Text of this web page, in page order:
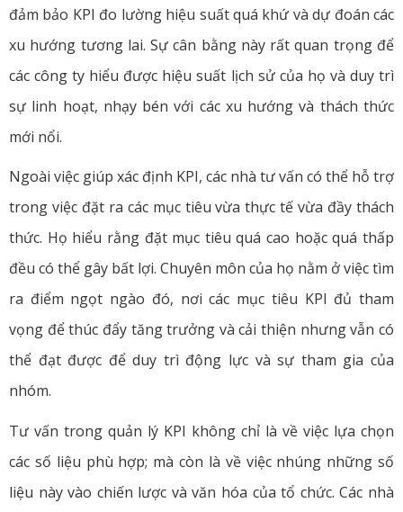
đảm bảo KPI đo lường hiệu suất quá khứ và dự đoán các
xu hướng tương lai. Sự cân bằng này rất quan trọng để
các công ty hiểu được hiệu suất lịch sử của họ và duy trì
sự linh hoạt, nhạy bén với các xu hướng và thách thức
mới nổi.
Ngoài việc giúp xác định KPI, các nhà tư vấn có thể hỗ trợ
trong việc đặt ra các mục tiêu vừa thực tế vừa đầy thách
thức. Họ hiểu rằng đặt mục tiêu quá cao hoặc quá thấp
đều có thể gây bất lợi. Chuyên môn của họ nằm ở việc tìm
ra điểm ngọt ngào đó, nơi các mục tiêu KPI đủ tham
vọng để thúc đẩy tăng trưởng và cải thiện nhưng vẫn có
thể đạt được để duy trì động lực và sự tham gia của
nhóm.
Tư vấn trong quản lý KPI không chỉ là về việc lựa chọn
các số liệu phù hợp; mà còn là về việc nhúng những số
liệu này vào chiến lược và văn hóa của tổ chức. Các nhà